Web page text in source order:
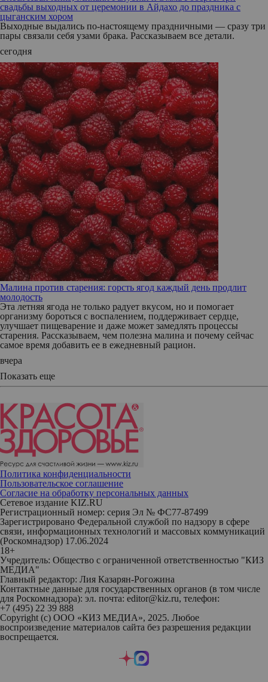
свадьбы выходных от церемонии в Айдахо до праздника с
цыганским хором
Выходные выдались по-настоящему праздничными — сразу три
пары связали себя узами брака. Рассказываем все детали.
сегодня
Малина против старения: горсть ягод каждый день продлит
молодость
Эта летняя ягода не только радует вкусом, но и помогает
организму бороться с воспалением, поддерживает сердце,
улучшает пищеварение и даже может замедлять процессы
старения. Рассказываем, чем полезна малина и почему сейчас
самое время добавить ее в ежедневный рацион.
вчера
Показать еще
Политика конфиденциальности
Пользовательское соглашение
Согласие на обработку персональных данных
Сетевое издание KIZ.RU
Регистрационный номер: серия Эл № ФС77-87499
Зарегистрировано Федеральной службой по надзору в сфере
связи, информационных технологий и массовых коммуникаций
(Роскомнадзор) 17.06.2024
18+
Учредитель: Общество с ограниченной ответственностью "КИЗ
МЕДИА"
Главный редактор: Лия Казарян-Рогожина
Контактные данные для государственных органов (в том числе
для Роскомнадзора): эл. почта: editor@kiz.ru, телефон:
+7 (495) 22 39 888
Copyright (с) ООО «КИЗ МЕДИА», 2025. Любое
воспроизведение материалов сайта без разрешения редакции
воспрещается.